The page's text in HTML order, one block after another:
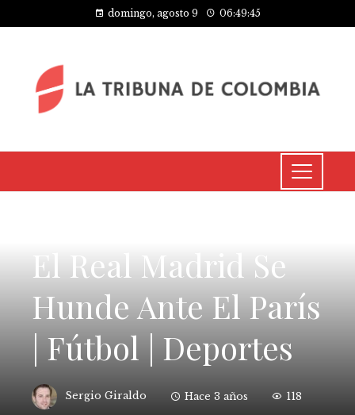
domingo, agosto 9 06:49:46
El Real Madrid Se
Hunde Ante El París
| Fútbol | Deportes
Sergio Giraldo Hace 3 años 118